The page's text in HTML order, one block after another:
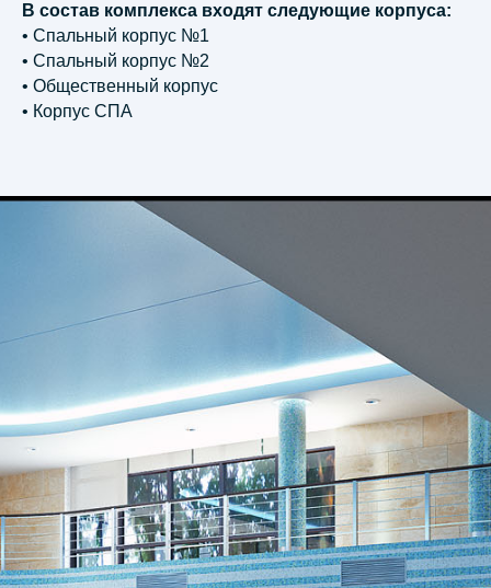
В состав комплекса входят следующие корпуса:
• Спальный корпус №1
• Спальный корпус №2
• Общественный корпус
• Корпус СПА